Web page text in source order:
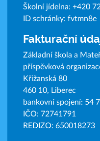
Školní jídelna: +420
ID schránky: fvtmn8e
Fakturační
Základní škola a
příspěvková
Křižanská 80
460 10, Liberec
bankovní spojení: 54
IČO: 72741791
REDIZO: 650018273